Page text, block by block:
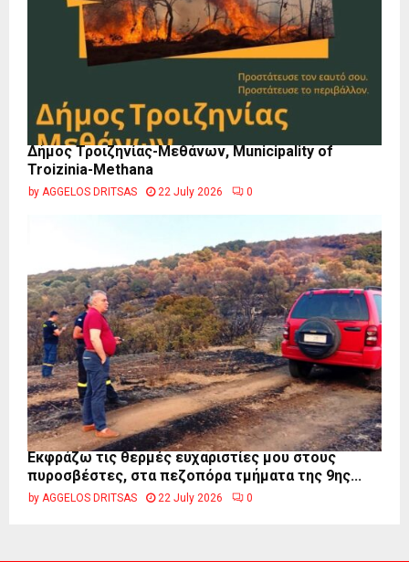
Δήμος Τροιζηνίας-Μεθάνων, Municipality of
Troizinia-Methana
by AGGELOS DRITSAS 22 July 2026 0
Εκφράζω τις θερμές ευχαριστίες μου στους
πυροσβέστες, στα πεζοπόρα τμήματα της 9ης...
by AGGELOS DRITSAS 22 July 2026 0